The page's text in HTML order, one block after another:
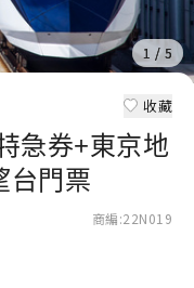
1 / 5
1 / 5
1 / 5
1 / 5
1 / 5
收藏
急券+東京地
台門票
商編:22N019